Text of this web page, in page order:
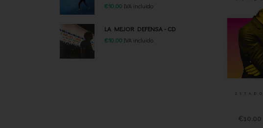
€10.00 IVA incluido
LA MEJOR DEFENSA - CD
€10.00 IVA incluido
€10.00